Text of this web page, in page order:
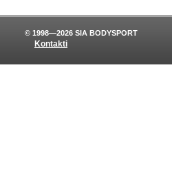
Kontakti
© 1998—2026 SIA BODYSPORT